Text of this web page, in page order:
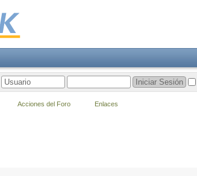
Acciones del Foro Enlaces